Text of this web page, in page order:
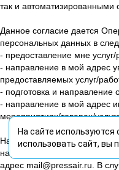
так и автоматизированными
Данное согласие дается
персональных данных в
- предоставление мне услуг/
- направление в мой адрес
предоставляемых услуг/
- подготовка и направление
- направление в мой адрес
мероприятиях/товарах/
Настоящее согласие
направления
адрес mail@pressair.ru. В
На сайте
использовать сайт, вы